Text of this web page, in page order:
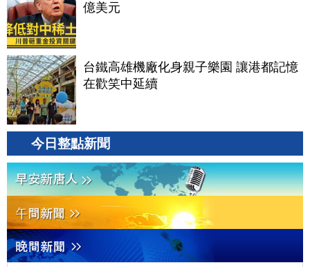
億美元
台鐵高雄機廠化身親子樂園 讓港都記憶
在歡笑中延續
今日整點新聞